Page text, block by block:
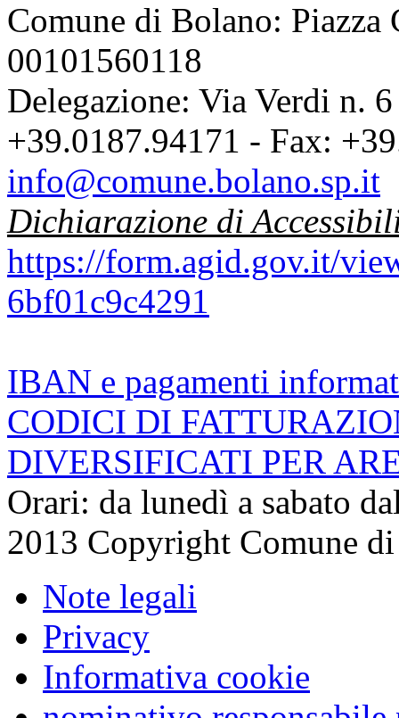
Comune di Bolano:
00101560118
Delegazione: Via Verdi n.
+39.0187.94171 - Fax:
info@comune.bolano.sp.it
Dichiarazione di
https://form.agid.gov.it/
6bf01c9c4291
IBAN e pagamenti
CODICI DI
DIVERSIFICATI PER
Orari: da lunedì a sabato
2013 Copyright Comune
Note legali
Privacy
Informativa cookie